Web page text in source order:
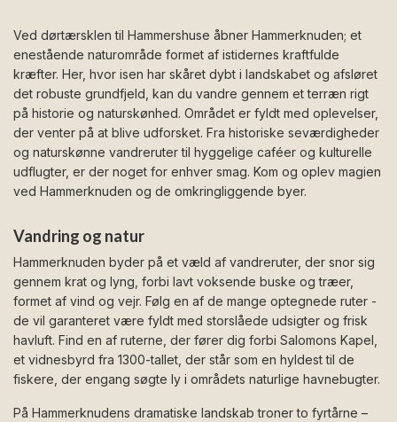
Ved dørtærsklen til Hammershuse åbner Hammerknuden; et
enestående naturområde formet af istidernes kraftfulde
kræfter. Her, hvor isen har skåret dybt i landskabet og afsløret
det robuste grundfjeld, kan du vandre gennem et terræn rigt
på historie og naturskønhed. Området er fyldt med oplevelser,
der venter på at blive udforsket. Fra historiske seværdigheder
og naturskønne vandreruter til hyggelige caféer og kulturelle
udflugter, er der noget for enhver smag. Kom og oplev magien
ved Hammerknuden og de omkringliggende byer.
Vandring og natur
Hammerknuden byder på et væld af vandreruter, der snor sig
gennem krat og lyng, forbi lavt voksende buske og træer,
formet af vind og vejr. Følg en af de mange optegnede ruter -
de vil garanteret være fyldt med storslåede udsigter og frisk
havluft. Find en af ruterne, der fører dig forbi Salomons Kapel,
et vidnesbyrd fra 1300-tallet, der står som en hyldest til de
fiskere, der engang søgte ly i områdets naturlige havnebugter.
På Hammerknudens dramatiske landskab troner to fyrtårne –